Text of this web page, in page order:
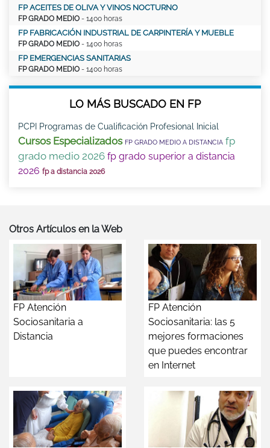
FP ACEITES DE OLIVA Y VINOS NOCTURNO
FP GRADO MEDIO - 1400 horas
FP FABRICACIÓN INDUSTRIAL DE CARPINTERÍA Y MUEBLE
FP GRADO MEDIO - 1400 horas
FP EMERGENCIAS SANITARIAS
FP GRADO MEDIO - 1400 horas
LO MÁS BUSCADO EN FP
PCPI Programas de Cualificación Profesional Inicial
Cursos Especializados FP GRADO MEDIO A DISTANCIA fp
grado medio 2026 fp grado superior a distancia
2026 fp a distancia 2026
Otros Artículos en la Web
FP Atención
Sociosanitaria a
Distancia
FP Atención
Sociosanitaria: las 5
mejores formaciones
que puedes encontrar
en Internet